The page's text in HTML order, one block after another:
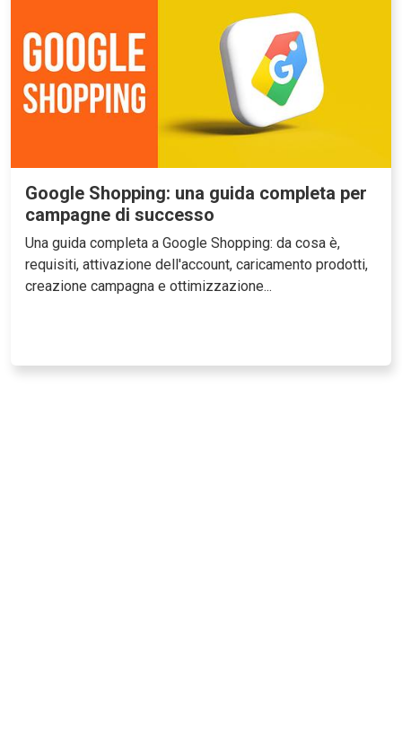
Google Shopping: una guida completa per
campagne di successo
Una guida completa a Google Shopping: da cosa è,
requisiti, attivazione dell'account, caricamento prodotti,
creazione campagna e ottimizzazione...